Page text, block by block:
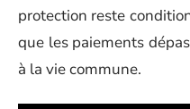
protection reste
que les paiements
à la vie commune.